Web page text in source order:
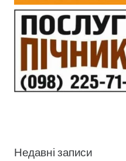
Недавні записи